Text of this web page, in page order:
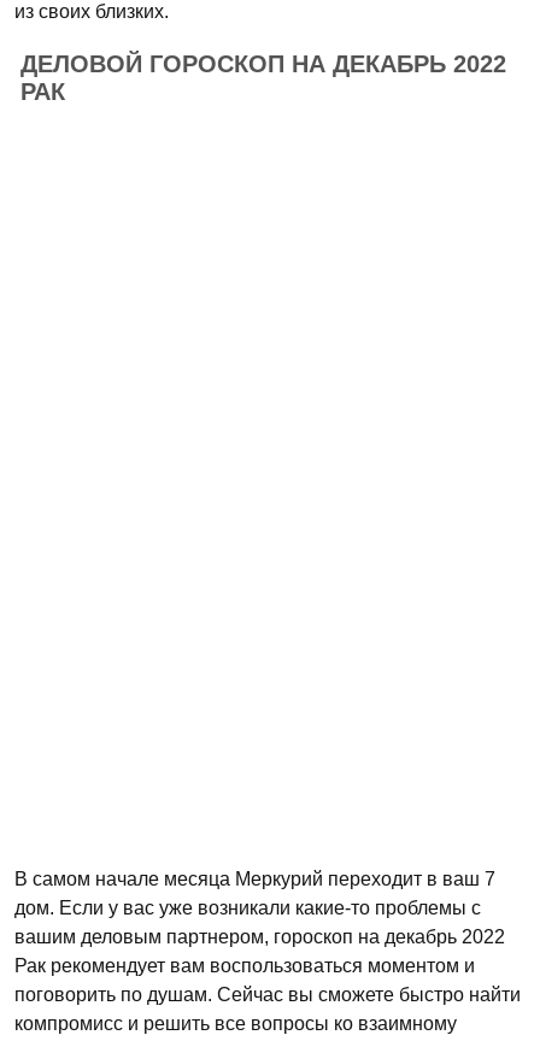
из своих близких.
ДЕЛОВОЙ ГОРОСКОП НА ДЕКАБРЬ 2022
РАК
В самом начале месяца Меркурий переходит в ваш 7
дом. Если у вас уже возникали какие-то проблемы с
вашим деловым партнером, гороскоп на декабрь 2022
Рак рекомендует вам воспользоваться моментом и
поговорить по душам. Сейчас вы сможете быстро найти
компромисс и решить все вопросы ко взаимному